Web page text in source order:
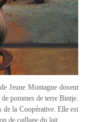
Jeune Montagne dosent
pommes de terre Bintje.
de la Coopérative. Elle est
de caillage du lait.